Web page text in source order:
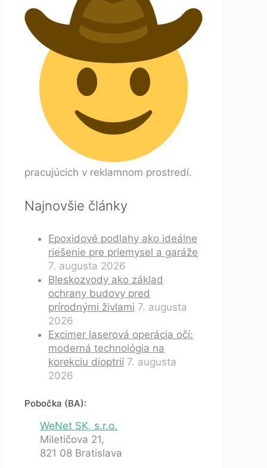
pracujúcich v reklamnom prostredí.
Najnovšie články
Epoxidové podlahy ako ideálne
riešenie pre priemysel a garáže
7. augusta 2026
Bleskozvody ako základ
ochrany budovy pred
prírodnými živlami 7. augusta
2026
Excimer laserová operácia očí:
moderná technológia na
korekciu dioptrií 7. augusta
2026
Pobočka (BA):
WeNet SK, s.r.o.
Miletičova 21,
821 08 Bratislava